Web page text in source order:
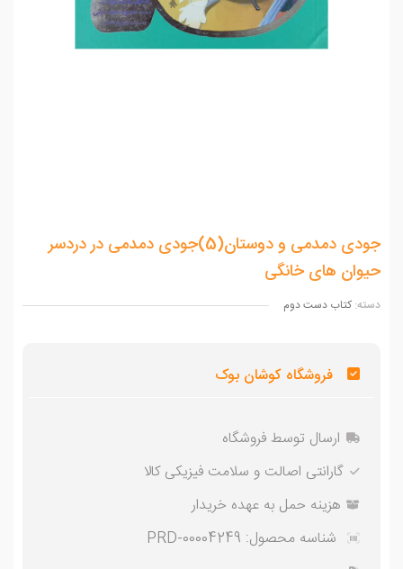
جودی دمدمی و دوستان(5)جودی دمدمی در دردسر
های خانگی
کتاب دست دوم
فروشگاه کوشان بوک
ارسال توسط فروشگاه
گارانتی اصالت و سلامت فیزیکی کالا
هزینه حمل به عهده خریدار
شناسه محصول:PRD-00004249